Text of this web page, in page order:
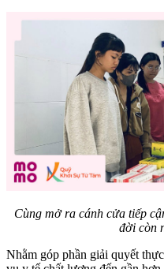
Cùng mở ra cánh cửa tiếp
đời còn
Nhằm góp phần giải quyết